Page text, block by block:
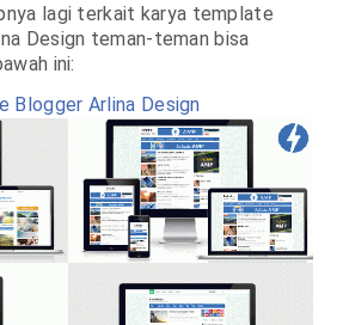
lagi terkait karya template
Design teman-teman bisa
ini:
Blogger Arlina Design